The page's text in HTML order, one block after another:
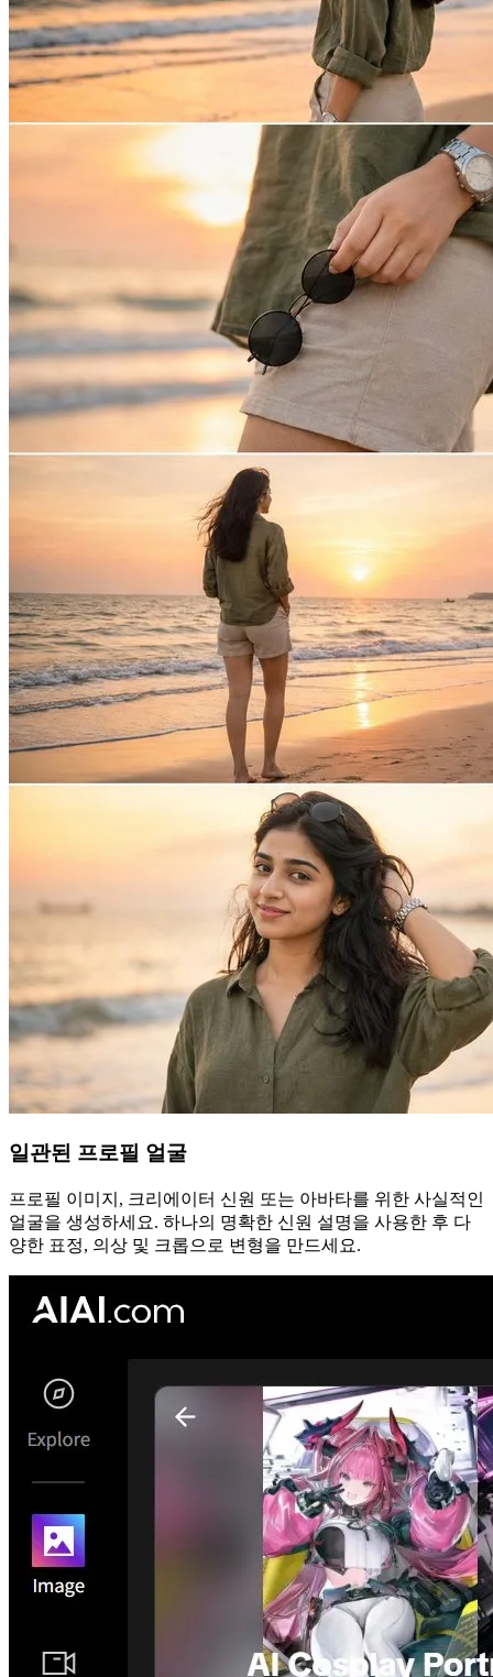
일관된 프로필 얼굴
프로필 이미지, 크리에이터 신원 또는 아바타를 위한 사실적인
얼굴을 생성하세요. 하나의 명확한 신원 설명을 사용한 후 다
양한 표정, 의상 및 크롭으로 변형을 만드세요.